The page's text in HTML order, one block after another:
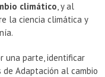
climático, y al
la ciencia climática y
una parte, identificar
Adaptación al cambio